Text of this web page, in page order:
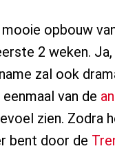
opbouw
2 weken.
zal ook
van de
zien. Zodra
bent door de